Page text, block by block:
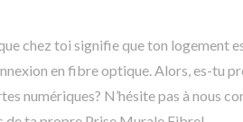
chez toi signifie que ton logement
en fibre optique. Alors, es-tu
numériques? N’hésite pas à nous